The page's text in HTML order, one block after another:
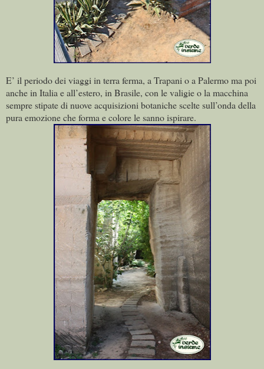
E’ il periodo dei viaggi in terra ferma, a Trapani o a Palermo ma poi
anche in Italia e all’estero, in Brasile, con le valigie o la macchina
sempre stipate di nuove acquisizioni botaniche scelte sull’onda della
pura emozione che forma e colore le sanno ispirare.